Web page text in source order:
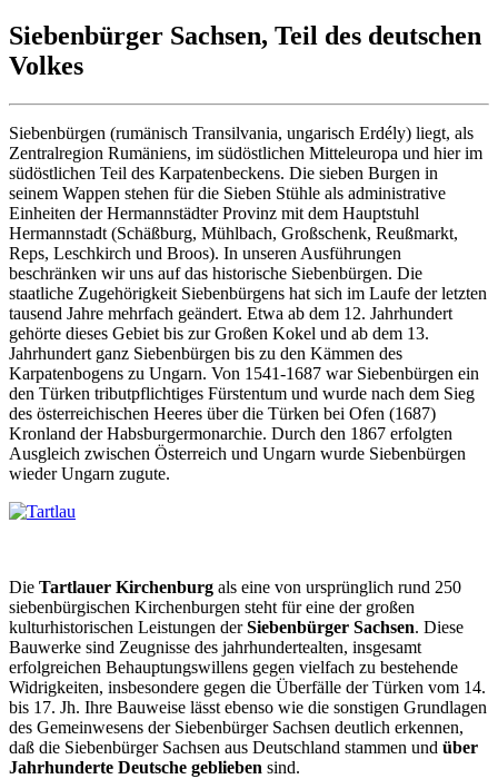
Siebenbürger Sachsen, Teil des deutschen
Volkes
Siebenbürgen (rumänisch Transilvania, ungarisch Erdély) liegt, als
Zentralregion Rumäniens, im südöstlichen Mitteleuropa und hier im
südöstlichen Teil des Karpatenbeckens. Die sieben Burgen in
seinem Wappen stehen für die Sieben Stühle als administrative
Einheiten der Hermannstädter Provinz mit dem Hauptstuhl
Hermannstadt (Schäßburg, Mühlbach, Großschenk, Reußmarkt,
Reps, Leschkirch und Broos). In unseren Ausführungen
beschränken wir uns auf das historische Siebenbürgen. Die
staatliche Zugehörigkeit Siebenbürgens hat sich im Laufe der letzten
tausend Jahre mehrfach geändert. Etwa ab dem 12. Jahrhundert
gehörte dieses Gebiet bis zur Großen Kokel und ab dem 13.
Jahrhundert ganz Siebenbürgen bis zu den Kämmen des
Karpatenbogens zu Ungarn. Von 1541-1687 war Siebenbürgen ein
den Türken tributpflichtiges Fürstentum und wurde nach dem Sieg
des österreichischen Heeres über die Türken bei Ofen (1687)
Kronland der Habsburgermonarchie. Durch den 1867 erfolgten
Ausgleich zwischen Österreich und Ungarn wurde Siebenbürgen
wieder Ungarn zugute.
Die Tartlauer Kirchenburg als eine von ursprünglich rund 250
siebenbürgischen Kirchenburgen steht für eine der großen
kulturhistorischen Leistungen derSiebenbürger Sachsen. Diese
Bauwerke sind Zeugnisse des jahrhundertealten, insgesamt
erfolgreichen Behauptungswillens gegen vielfach zu bestehende
Widrigkeiten, insbesondere gegen die Überfälle der Türken vom 14.
bis 17. Jh. Ihre Bauweise lässt ebenso wie die sonstigen Grundlagen
des Gemeinwesens der Siebenbürger Sachsen deutlich erkennen,
daß die Siebenbürger Sachsen aus Deutschland stammen und über
Jahrhunderte Deutsche geblieben sind.